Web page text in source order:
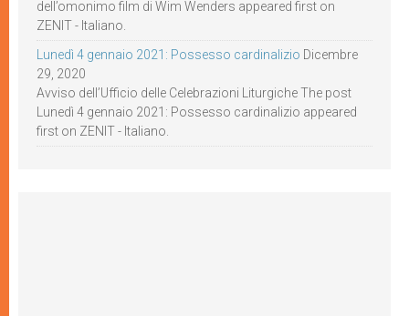
dell’omonimo film di Wim Wenders appeared first on
ZENIT - Italiano.
Lunedì 4 gennaio 2021: Possesso cardinalizio Dicembre
29, 2020
Avviso dell’Ufficio delle Celebrazioni Liturgiche The post
Lunedì 4 gennaio 2021: Possesso cardinalizio appeared
first on ZENIT - Italiano.